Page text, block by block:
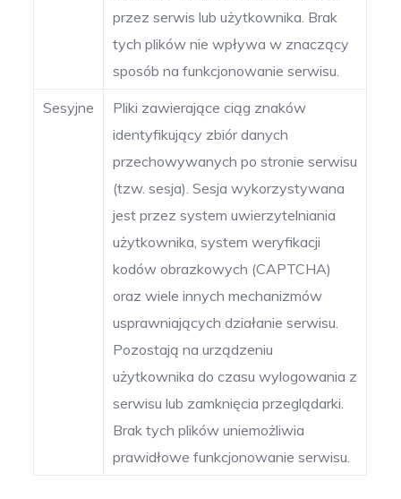
przez serwis lub użytkownika. Brak
tych plików nie wpływa w znaczący
sposób na funkcjonowanie serwisu.
Sesyjne
Pliki zawierające ciąg znaków
identyfikujący zbiór danych
przechowywanych po stronie serwisu
(tzw. sesja). Sesja wykorzystywana
jest przez system uwierzytelniania
użytkownika, system weryfikacji
kodów obrazkowych (CAPTCHA)
oraz wiele innych mechanizmów
usprawniających działanie serwisu.
Pozostają na urządzeniu
użytkownika do czasu wylogowania z
serwisu lub zamknięcia przeglądarki.
Brak tych plików uniemożliwia
prawidłowe funkcjonowanie serwisu.